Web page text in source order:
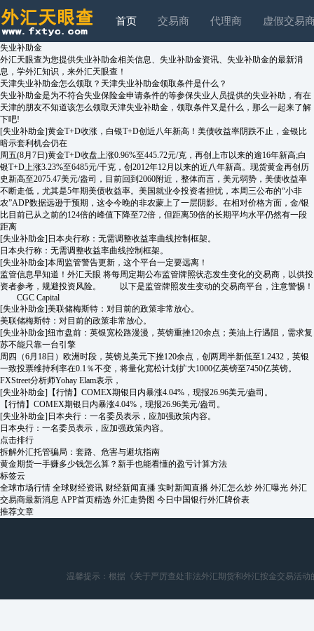
首页 交易商 代理商 虚假交易
失业补助金
外汇天眼查为您提供失业补助金相关信息、失业补助金资讯、失业补助金的最新消
息，学外汇知识，来外汇天眼查！
天津失业补助金怎么领取？天津失业补助金领取条件是什么？
失业补助金是为不符合失业保险金申请条件的等参保失业人员提供的失业补助，有在
天津的朋友不知道该怎么领取天津失业补助金，领取条件又是什么，那么一起来了解
下吧!
[失业补助金]黄金T+D收涨，白银T+D创近八年新高！美债收益率阴跌不止，金银比
暗示套利机会仍在
周五(8月7日)黄金T+D收盘上涨0.96%至445.72元/克，再创上市以来的逾16年新高;白
银T+D上涨3.23%至6485元/千克，创2012年12月以来的近八年新高。现货黄金再创历
史新高至2075.47美元/盎司，目前回到2060附近，整体而言，美元弱势，美债收益率
不断走低，尤其是5年期美债收益率。美国就业令投资者担忧，本周三公布的“小非
农”ADP数据远逊于预期，这令今晚的非农蒙上了一层阴影。在相对价格方面，金/银
比目前已从之前的124倍的峰值下降至72倍，但距离59倍的长期平均水平仍然有一段
距离
[失业补助金] 日本央行称：无需调整收益率曲线控制框架。
日本央行称：无需调整收益率曲线控制框架。
[失业补助金]本周监管警告更新，这个平台一定要远离！
监管信息早知道！外汇天眼 将每周定期公布监管牌照状态发生变化的交易商，以供投
资者参考，规避投资风险。 以下是监管牌照发生变动的交易商平台，注意警惕！
CGC Capital
[失业补助金]美联储梅斯特：对目前的政策非常放心。
美联储梅斯特：对目前的政策非常放心。
[失业补助金]纽市盘前：英银宽松路漫漫，英镑重挫120余点；美油上行遇阻，需求复
苏不能只靠一台引擎
周四（6月18日）欧洲时段，英镑兑美元下挫120余点，创两周半新低至1.2432，英银
一致投票维持利率在0.1％不变，将量化宽松计划扩大1000亿英镑至7450亿英镑。
FXStreet分析师Yohay Elam表示，
[失业补助金] 【行情】COMEX期银日内暴涨4.04%，现报26.96美元/盎司。
【行情】COMEX期银日内暴涨4.04%，现报26.96美元/盎司。
[失业补助金] 日本央行：一名委员表示，应加强政策内容。
日本央行：一名委员表示，应加强政策内容。
点击排行
拆解外汇托管骗局：套路、危害与避坑指南
黄金期货一手赚多少钱怎么算？新手也能看懂的盈亏计算方法
标签云
全球市场行情 全球财经资讯 财经新闻直播 实时新闻直播 外汇怎么炒 外汇曝光 外汇
交易商最新消息 APP首页精选 外汇走势图 今日中国银行外汇牌价表
推荐文章
温馨提示：根据《关于严厉查处非法外汇期货和外汇按金交易活